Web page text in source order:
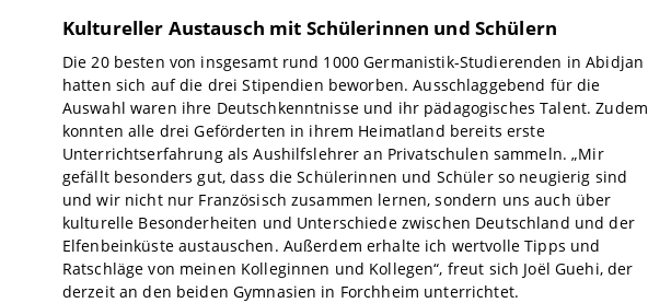
Kultureller Austausch mit Schülerinnen und Schülern
Die 20 besten von insgesamt rund 1000 Germanistik-Studierenden in Abidjan
hatten sich auf die drei Stipendien beworben. Ausschlaggebend für die
Auswahl waren ihre Deutschkenntnisse und ihr pädagogisches Talent. Zudem
konnten alle drei Geförderten in ihrem Heimatland bereits erste
Unterrichtserfahrung als Aushilfslehrer an Privatschulen sammeln. „Mir
gefällt besonders gut, dass die Schülerinnen und Schüler so neugierig sind
und wir nicht nur Französisch zusammen lernen, sondern uns auch über
kulturelle Besonderheiten und Unterschiede zwischen Deutschland und der
Elfenbeinküste austauschen. Außerdem erhalte ich wertvolle Tipps und
Ratschläge von meinen Kolleginnen und Kollegen“, freut sich Joël Guehi, der
derzeit an den beiden Gymnasien in Forchheim unterrichtet.